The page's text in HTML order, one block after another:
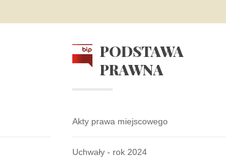
PODSTAWA
PRAWNA
Akty prawa miejscowego
Uchwały - rok 2024